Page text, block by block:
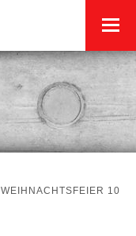
WEIHNACHTSFEIER 10